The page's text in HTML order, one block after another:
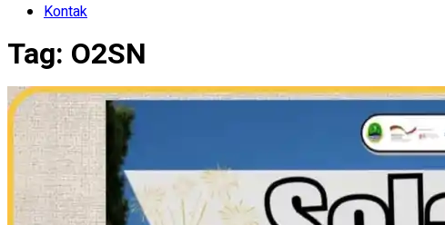
Kontak
Tag: O2SN